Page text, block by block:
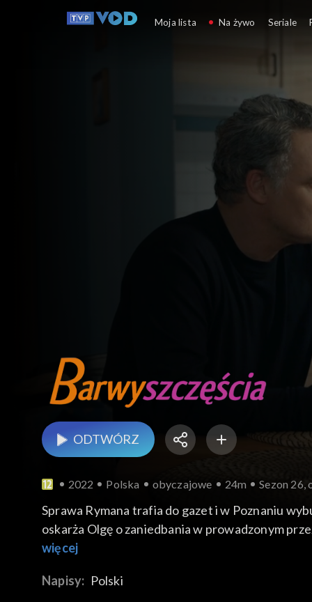
ODTWÓRZ
2022 Polska obyczajowe 24m Sezon 26,
Sprawa Rymana trafia do gazet i w Poznaniu
oskarża Olgę o zaniedbania w prowadzonym
Urszulę choć nadal teściowej nie ufa. Natomiast
więcej
Napisy: Polski
Moja lista Na żywo Seriale